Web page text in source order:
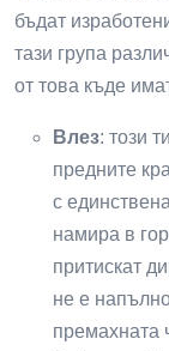
бъдат
тази група
от това къде
Влез: този
предните
с
намира в
притискат
не е
премахната